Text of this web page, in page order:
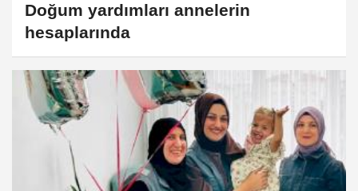
Doğum yardımları annelerin
hesaplarında